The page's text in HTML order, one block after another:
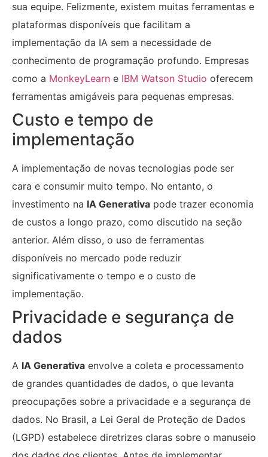
sua equipe. Felizmente, existem muitas ferramentas e
plataformas disponíveis que facilitam a
implementação da IA sem a necessidade de
conhecimento de programação profundo. Empresas
como a MonkeyLearn e IBM Watson Studio oferecem
ferramentas amigáveis para pequenas empresas.
Custo e tempo de
implementação
A implementação de novas tecnologias pode ser
cara e consumir muito tempo. No entanto, o
investimento na IA Generativa pode trazer economia
de custos a longo prazo, como discutido na seção
anterior. Além disso, o uso de ferramentas
disponíveis no mercado pode reduzir
significativamente o tempo e o custo de
implementação.
Privacidade e segurança de
dados
A IA Generativa envolve a coleta e processamento
de grandes quantidades de dados, o que levanta
preocupações sobre a privacidade e a segurança de
dados. No Brasil, a Lei Geral de Proteção de Dados
(LGPD) estabelece diretrizes claras sobre o manuseio